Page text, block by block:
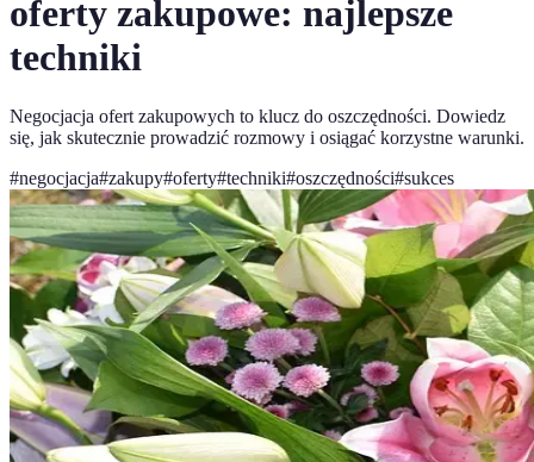
oferty zakupowe: najlepsze
techniki
Negocjacja ofert zakupowych to klucz do oszczędności. Dowiedz
się, jak skutecznie prowadzić rozmowy i osiągać korzystne warunki.
#negocjacja#zakupy#oferty#techniki#oszczędności#sukces